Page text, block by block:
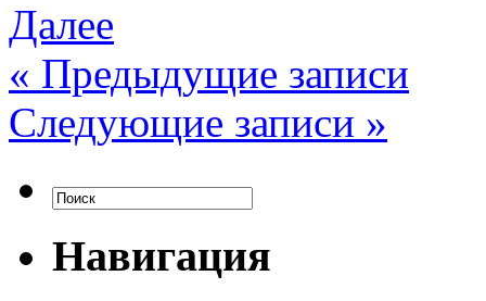
Далее
« Предыдущие записи
Следующие записи »
Навигация